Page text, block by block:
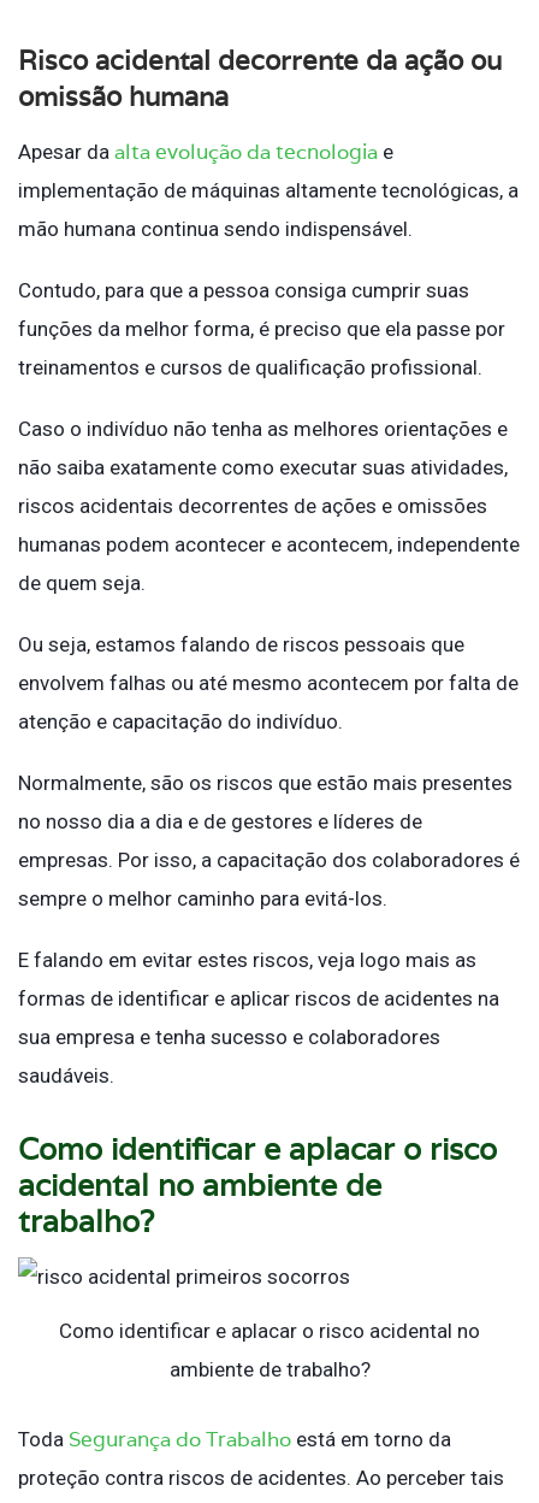
Risco acidental decorrente da ação ou
omissão humana
Apesar da alta evolução da tecnologia e
implementação de máquinas altamente tecnológicas, a
mão humana continua sendo indispensável.
Contudo, para que a pessoa consiga cumprir suas
funções da melhor forma, é preciso que ela passe por
treinamentos e cursos de qualificação profissional.
Caso o indivíduo não tenha as melhores orientações e
não saiba exatamente como executar suas atividades,
riscos acidentais decorrentes de ações e omissões
humanas podem acontecer e acontecem, independente
de quem seja.
Ou seja, estamos falando de riscos pessoais que
envolvem falhas ou até mesmo acontecem por falta de
atenção e capacitação do indivíduo.
Normalmente, são os riscos que estão mais presentes
no nosso dia a dia e de gestores e líderes de
empresas. Por isso, a capacitação dos colaboradores é
sempre o melhor caminho para evitá-los.
E falando em evitar estes riscos, veja logo mais as
formas de identificar e aplicar riscos de acidentes na
sua empresa e tenha sucesso e colaboradores
saudáveis.
Como identificar e aplacar o risco
acidental no ambiente de
trabalho?
Como identificar e aplacar o risco acidental no
ambiente de trabalho?
Toda Segurança do Trabalho está em torno da
proteção contra riscos de acidentes. Ao perceber tais